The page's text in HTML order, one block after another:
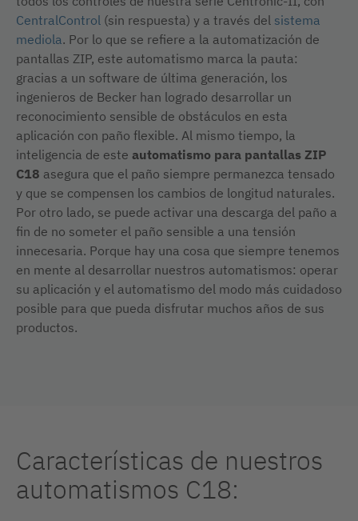
CentralControl (sin respuesta) y a través del sistema
mediola. Por lo que se refiere a la automatización de
pantallas ZIP, este automatismo marca la pauta:
gracias a un software de última generación, los
ingenieros de Becker han logrado desarrollar un
reconocimiento sensible de obstáculos en esta
aplicación con paño flexible. Al mismo tiempo, la
inteligencia de este automatismo para pantallas ZIP
C18 asegura que el paño siempre permanezca tensado
y que se compensen los cambios de longitud naturales.
Por otro lado, se puede activar una descarga del paño a
fin de no someter el paño sensible a una tensión
innecesaria. Porque hay una cosa que siempre tenemos
en mente al desarrollar nuestros automatismos: operar
su aplicación y el automatismo del modo más cuidadoso
posible para que pueda disfrutar muchos años de sus
productos.
Características de nuestros
automatismos C18: